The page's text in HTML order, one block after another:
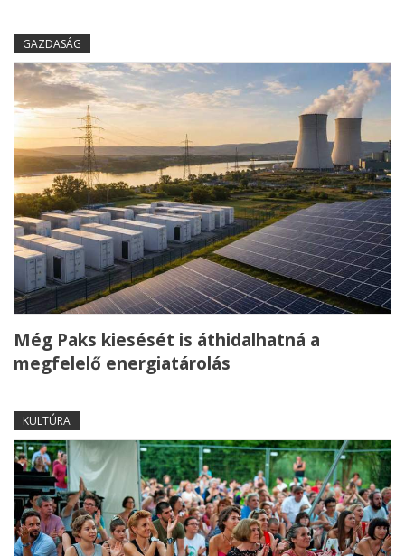
GAZDASÁG
Még Paks kiesését is áthidalhatná a
megfelelő energiatárolás
KULTÚRA